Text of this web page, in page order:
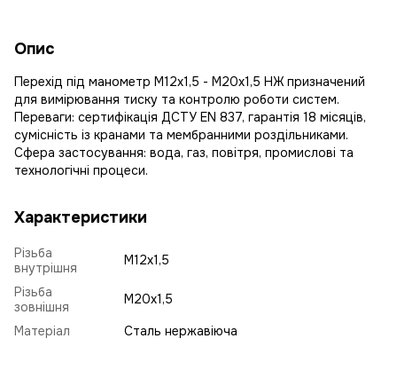
Опис
Перехід під манометр М12х1,5 - М20х1,5 НЖ призначений
для вимірювання тиску та контролю роботи систем.
Переваги: сертифікація ДСТУ EN 837, гарантія 18 місяців,
сумісність із кранами та мембранними роздільниками.
Сфера застосування: вода, газ, повітря, промислові та
технологічні процеси.
Характеристики
Різьба
внутрішня
М12х1,5
Різьба
зовнішня
М20х1,5
Матеріал
Сталь нержавіюча